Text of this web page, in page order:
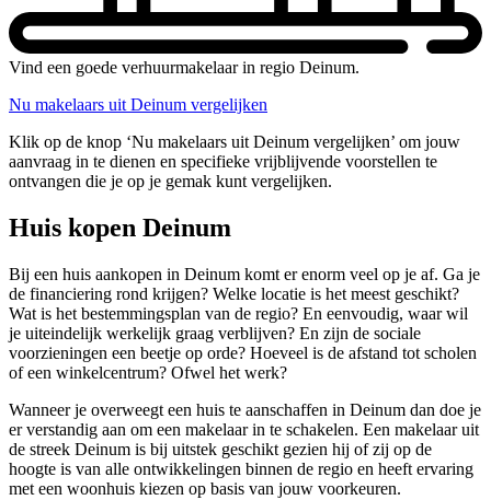
Vind een goede verhuurmakelaar in regio Deinum.
Nu makelaars uit Deinum vergelijken
Klik op de knop ‘Nu makelaars uit Deinum vergelijken’ om jouw
aanvraag in te dienen en specifieke vrijblijvende voorstellen te
ontvangen die je op je gemak kunt vergelijken.
Huis kopen Deinum
Bij een huis aankopen in Deinum komt er enorm veel op je af. Ga je
de financiering rond krijgen? Welke locatie is het meest geschikt?
Wat is het bestemmingsplan van de regio? En eenvoudig, waar wil
je uiteindelijk werkelijk graag verblijven? En zijn de sociale
voorzieningen een beetje op orde? Hoeveel is de afstand tot scholen
of een winkelcentrum? Ofwel het werk?
Wanneer je overweegt een huis te aanschaffen in Deinum dan doe je
er verstandig aan om een makelaar in te schakelen. Een makelaar uit
de streek Deinum is bij uitstek geschikt gezien hij of zij op de
hoogte is van alle ontwikkelingen binnen de regio en heeft ervaring
met een woonhuis kiezen op basis van jouw voorkeuren.